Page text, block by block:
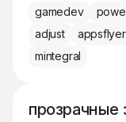
gamedev
adjust
appsflyer
mintegral
прозрачные